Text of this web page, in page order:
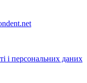
і персональних даних